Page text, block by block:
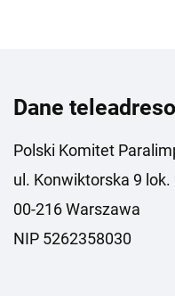
Dane
Polski Komitet
ul. Konwiktorska 9 lok.
00-216 Warszawa
NIP 5262358030